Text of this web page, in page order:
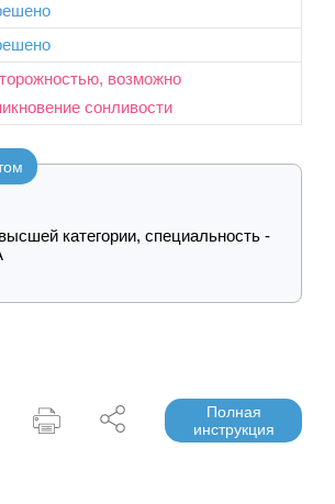
возможно
сонливости
категории, специальность -
Полная
инструкция